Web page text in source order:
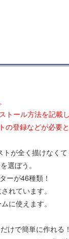
トール方法を記載
の登録などが必要
が全く描けなく
選ぼう。
ーが46種類！
れています。
に使えます。
けで簡単に作れる